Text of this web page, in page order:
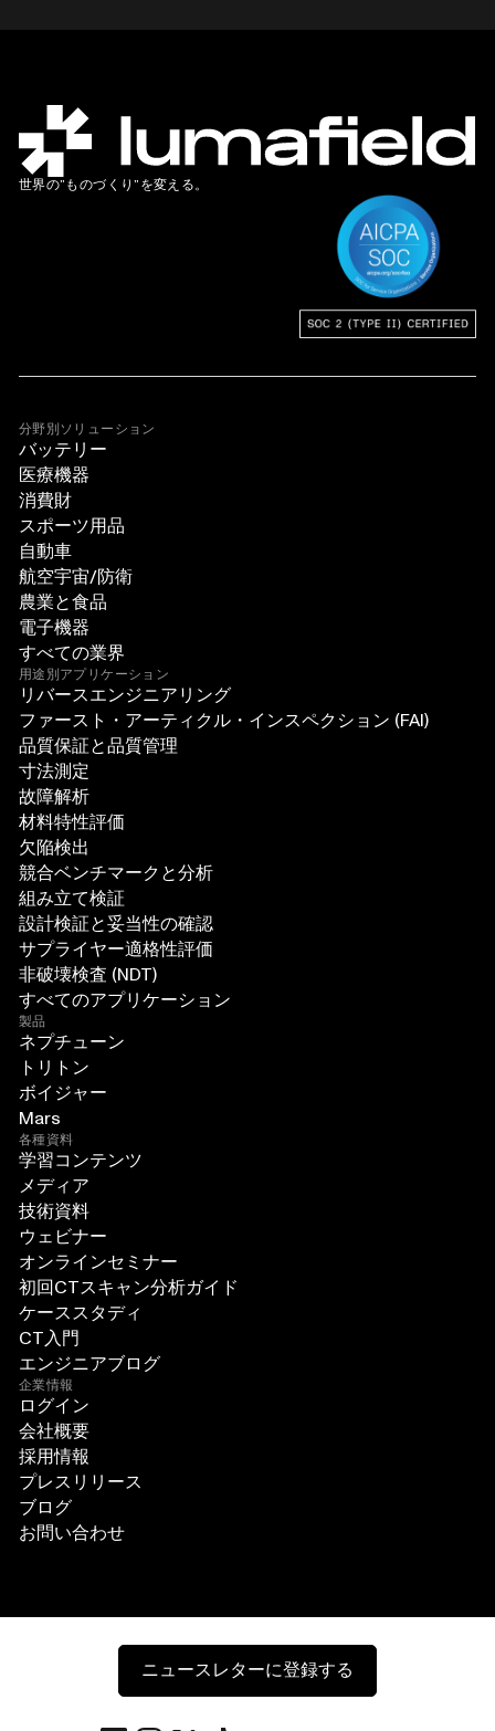
世界の”ものづくり”を変える。
分野別ソリューション
バッテリー
医療機器
消費財
スポーツ用品
自動車
航空宇宙/防衛
農業と食品
電子機器
すべての業界
用途別アプリケーション
リバースエンジニアリング
ファースト・アーティクル・インスペクション (FAI)
品質保証と品質管理
寸法測定
故障解析
材料特性評価
欠陥検出
競合ベンチマークと分析
組み立て検証
設計検証と妥当性の確認
サプライヤー適格性評価
非破壊検査 (NDT)
すべてのアプリケーション
製品
ネプチューン
トリトン
ボイジャー
Mars
各種資料
学習コンテンツ
メディア
技術資料
ウェビナー
オンラインセミナー
初回CTスキャン分析ガイド
ケーススタディ
CT入門
エンジニアブログ
企業情報
ログイン
会社概要
採用情報
プレスリリース
ブログ
お問い合わせ
ニュースレターに登録する